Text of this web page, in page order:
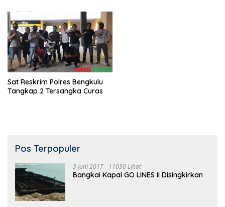
Sat Reskrim Polres Bengkulu
Tangkap 2 Tersangka Curas
Pos Terpopuler
3 Juni 2017 11030 Lihat
Bangkai Kapal GO LINES II Disingkirkan